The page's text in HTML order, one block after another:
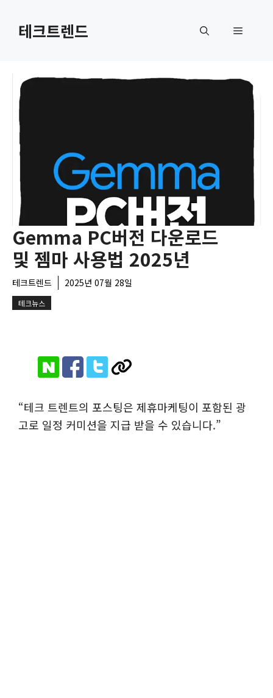
테크트렌드 메
Gemma PC버전 다운로드
및 젬마 사용법 2025년
테크트렌드 2025년 07월 28일
테크뉴스
“테크 트렌트의 포스팅은 제휴마케팅이 포함된 광
고로 일정 커미션을 지급 받을 수 있습니다.”